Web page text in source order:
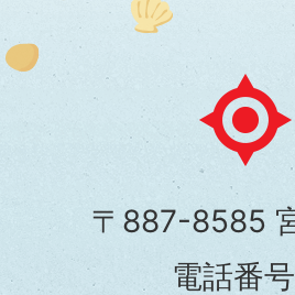
日
南
市
役
〒887-8585
電話番